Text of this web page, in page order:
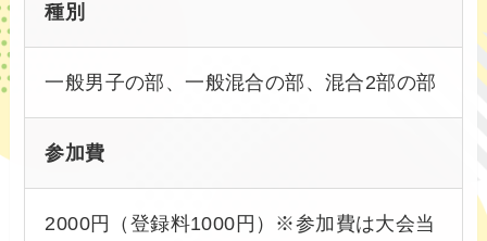
種別
一般男子の部、一般混合の部、混合2部の部
参加費
2000円（登録料1000円）※参加費は大会当